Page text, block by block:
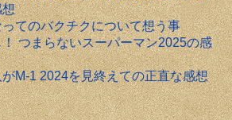
想
てのバクチクについて想う事
つまらないスーパーマン2025の感
M-1 2024を見終えての正直な感想